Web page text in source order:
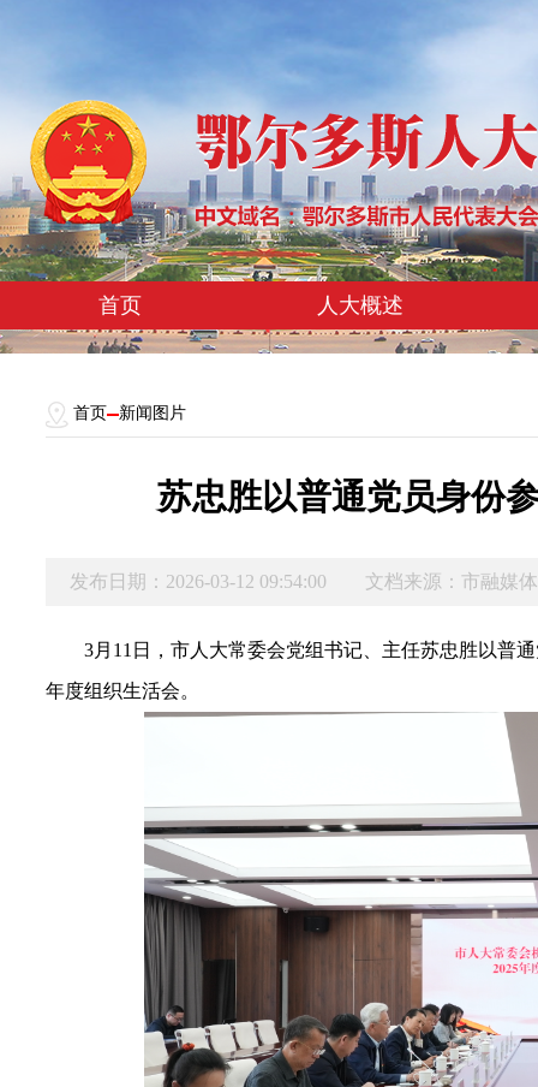
首页 人大概述
首页 新闻图片
苏忠胜以普通党员身份
发布日期：2026-03-12 09:54:00 文档来源：市融媒
3月 11 日，市人大常委会党组书记、主任苏忠胜以普
年度组织生活会。